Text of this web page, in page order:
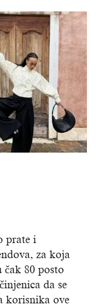
prate i
za koja
čak 80 posto
da se
korisnika ove